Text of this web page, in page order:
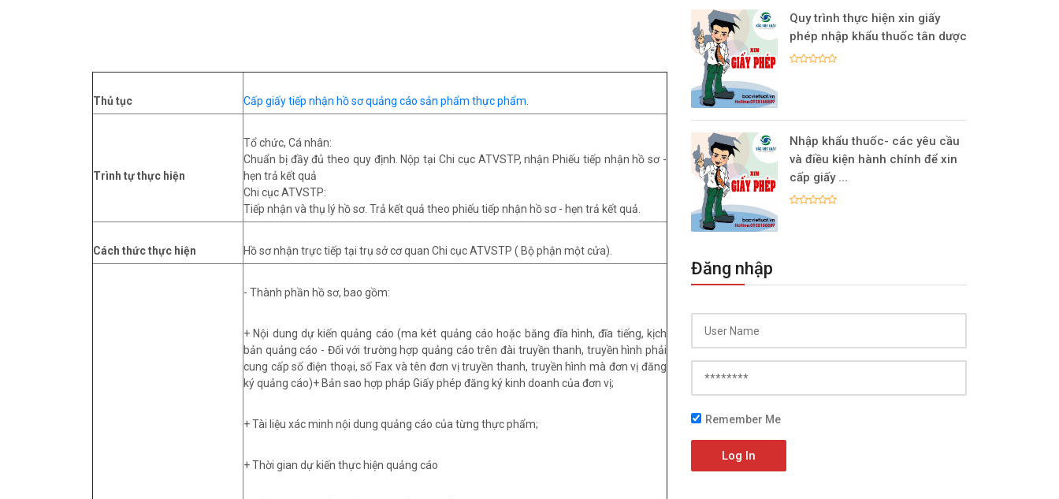
Thủ tục Cấp giấy tiếp nhận hồ sơ quảng cáo sản phẩm thực phẩm
Trình tự thực hiện
Tổ chức, Cá nhân:
Chuẩn bị đầy đủ theo quy định. Nộp tại Chi cục ATVSTP, nhận Phiếu tiếp nhận hồ sơ -
hẹn trả kết quả
Chi cục ATVSTP:
Tiếp nhận và thụ lý hồ sơ. Trả kết quả theo phiếu tiếp nhận hồ sơ - hẹn trả kết quả.
Cách thức thực hiện Hồ sơ nhận trực tiếp tại trụ sở cơ quan Chi cục ATVSTP ( Bộ phận một cửa).
- Thành phần hồ sơ, bao gồm:
+ Nội dung dự kiến quảng cáo (ma két quảng cáo hoặc băng đĩa hình, đĩa tiếng, kịch
bản quảng cáo - Đối với trường hợp quảng cáo trên đài truyền thanh, truyền hình phải
cung cấp số điện thoại, số Fax và tên đơn vị truyền thanh, truyền hình mà đơn vị đăng
ký quảng cáo)+ Bản sao hợp pháp Giấy phép đăng ký kinh doanh của đơn vị;
+ Tài liệu xác minh nội dung quảng cáo của từng thực phẩm;
+ Thời gian dự kiến thực hiện quảng cáo
Quy trình thực hiện xin giấy
phép nhập khẩu thuốc tân dược
Nhập khẩu thuốc- các yêu cầu
và điều kiện hành chính để xin
cấp giấy ...
Đăng nhập
Remember Me
Log In